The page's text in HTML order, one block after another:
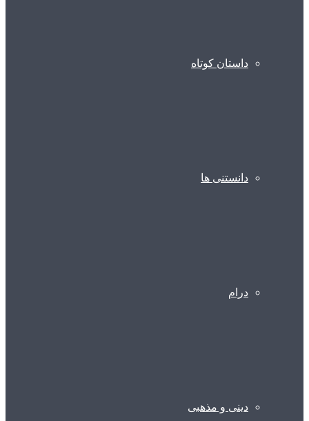
داستان کوتاه
دانستنی ها
درام
دینی و مذهبی